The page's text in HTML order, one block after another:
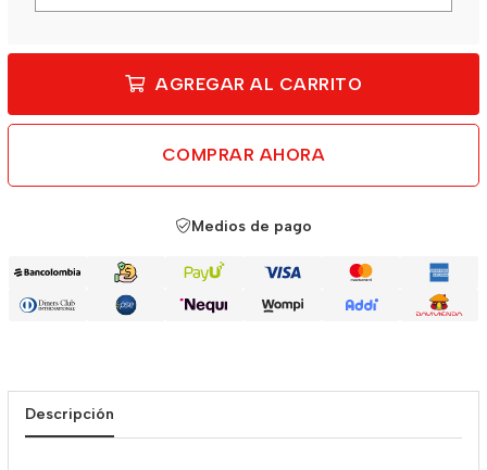
AGREGAR AL CARRITO
COMPRAR AHORA
Medios de pago
Descripción